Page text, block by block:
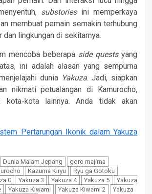
substoriesini memperkaya
membuat pemain semakin terhubung
dan lingkungan di sekitarnya.
mencoba beberapa side questsyang
ini adalah alasan yang sempurna
dunia Yakuza. Jadi, siapkan
nikmati petualangan di Kamurocho,
kota-kota lainnya. Anda tidak akan
Pertarungan Ikonik dalam Yakuza
Dunia Malam Jepang
goro majima
Kazuma Kiryu
Ryu ga Gotoku
0 Yakuza 3 Yakuza 4 Yakuza 5
Yakuza
Yakuza Kiwami Yakuza Kiwami 2
Yakuza